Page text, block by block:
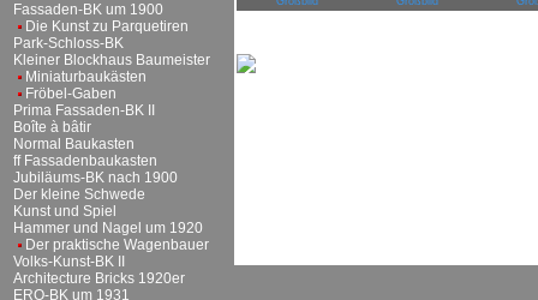
Fassaden-BK um 1900
Die Kunst zu Parquetiren
Park-Schloss-BK
Kleiner Blockhaus Baumeister
Miniaturbaukästen
Fröbel-Gaben
Prima Fassaden-BK II
Boîte à bâtir
Normal Baukasten
ff Fassadenbaukasten
Jubiläums-BK nach 1900
Der kleine Schwede
Kunst und Spiel
Hammer und Nagel um 1920
Der praktische Wagenbauer
Volks-Kunst-BK II
Architecture Bricks 1920er
ERO-BK um 1931